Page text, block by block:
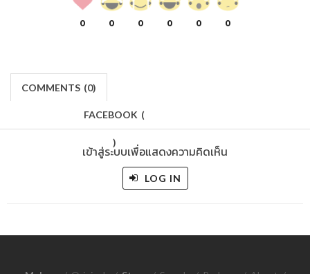
0 0 0 0 0 0
COMMENTS (0)
FACEBOOK (
)
เข้าสู่ระบบเพื่อแสดงความคิดเห็น
LOG IN